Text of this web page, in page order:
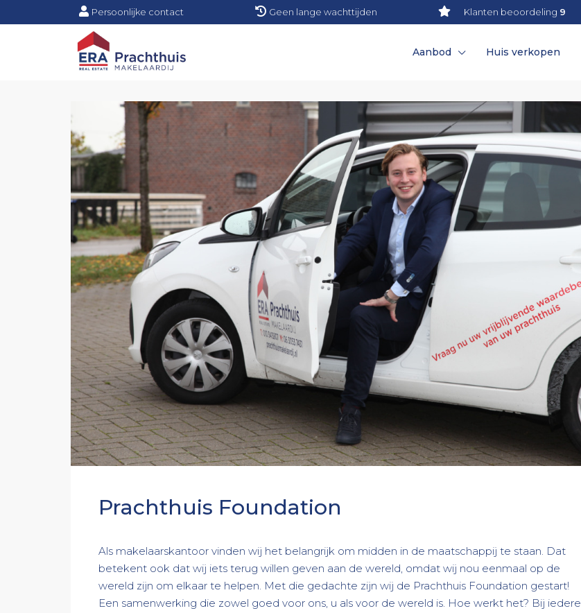
Persoonlijke contact Geen lange wachttijden Klanten beoordeling 9
Aanbod Huis verkopen
Prachthuis Foundation
Als makelaarskantoor vinden wij het belangrijk om midden in de maatschappij te staan. Dat
betekent ook dat wij iets terug willen geven aan de wereld, omdat wij nou eenmaal op de
wereld zijn om elkaar te helpen. Met die gedachte zijn wij de Prachthuis Foundation gestart!
Een samenwerking die zowel goed voor ons, u als voor de wereld is. Hoe werkt het? Bij iedere